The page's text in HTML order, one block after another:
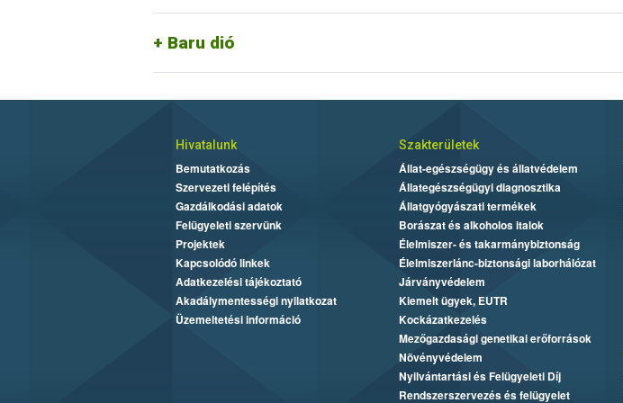
Baru dió
specifikáció írja le. Az új élelmiszer megnevezését az azt tartalmazó
Hivatalunk
Bemutatkozás
Szervezeti felépítés
Gazdálkodási adatok
Felügyeleti szervünk
Projektek
Kapcsolódó linkek
Adatkezelési tájékoztató
Akadálymentességi nyilatkozat
Üzemeltetési információ
Szakterületek
Állat-egészségügy és állatvédelem
Állategészségügyi diagnosztika
Állatgyógyászati termékek
Borászat és alkoholos italok
Élelmiszer- és takarmánybiztonság
Élelmiszerlánc-biztonsági laborhálózat
Járványvédelem
Kiemelt ügyek, EUTR
Kockázatkezelés
Mezőgazdasági genetikai erőforrások
Növényvédelem
Nyilvántartási és Felügyeleti Díj
Rendszerszervezés és felügyelet